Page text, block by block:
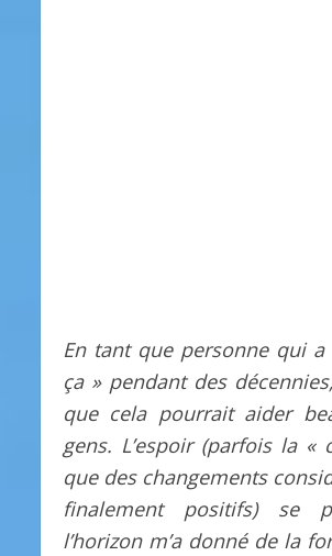
En tant que personne qui a
ça » pendant des
que cela pourrait aider
gens. L’espoir (parfois la «
que des changements
finalement positifs) se
l’horizon m’a donné de la